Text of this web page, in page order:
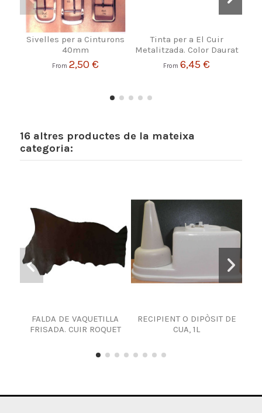
Sivelles per a Cinturons
40mm
From 2,50 €
Tinta per a El Cuir
Metalitzada. Color Daurat
From6,45 €
16 altres productes de la mateixa
categoria:
FALDA DE VAQUETILLA
FRISADA. CUIR ROQUET
RECIPIENT O DIPÒSIT DE
CUA, 1L